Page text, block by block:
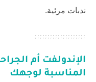
ندبات مرئية.
الإندولفت أم
المناسبة لوجهك